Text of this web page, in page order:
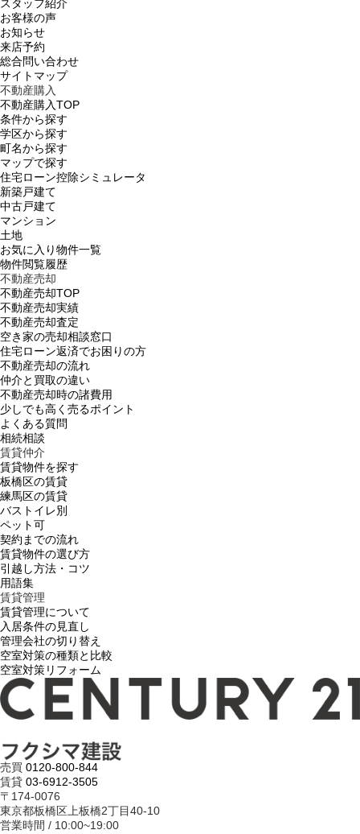
スタッフ紹介
お客様の声
お知らせ
来店予約
総合問い合わせ
サイトマップ
不動産購入
不動産購入TOP
条件から探す
学区から探す
町名から探す
マップで探す
住宅ローン控除シミュレータ
新築戸建て
中古戸建て
マンション
土地
お気に入り物件一覧
物件閲覧履歴
不動産売却
不動産売却TOP
不動産売却実績
不動産売却査定
空き家の売却相談窓口
住宅ローン返済でお困りの方
不動産売却の流れ
仲介と買取の違い
不動産売却時の諸費用
少しでも高く売るポイント
よくある質問
相続相談
賃貸仲介
賃貸物件を探す
板橋区の賃貸
練馬区の賃貸
バストイレ別
ペット可
契約までの流れ
賃貸物件の選び方
引越し方法・コツ
用語集
賃貸管理
賃貸管理について
入居条件の見直し
管理会社の切り替え
空室対策の種類と比較
空室対策リフォーム
売買 0120-800-844
賃貸 03-6912-3505
〒174-0076
東京都板橋区上板橋2丁目40-10
営業時間 / 10:00~19:00